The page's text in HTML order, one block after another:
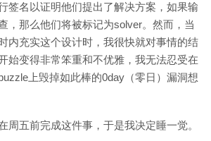
签名以证明他们提出了解决方案，如果输
，那么他们将被标记为solver。然而，当
内充实这个设计时，我很快就对事情的结
始变得非常笨重和不优雅，我无法忍受在
上毁掉如此棒的0day（零日）漏洞想
周五前完成这件事，于是我决定睡一觉。